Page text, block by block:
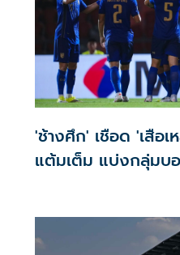
'ช้างศึก' เชือด 'เสือ
แต้มเต็ม แบ่งกลุ่มบ